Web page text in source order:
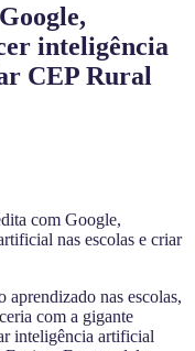
inteligência
CEP Rural
nas escolas,
com a gigante
inteligência artificial